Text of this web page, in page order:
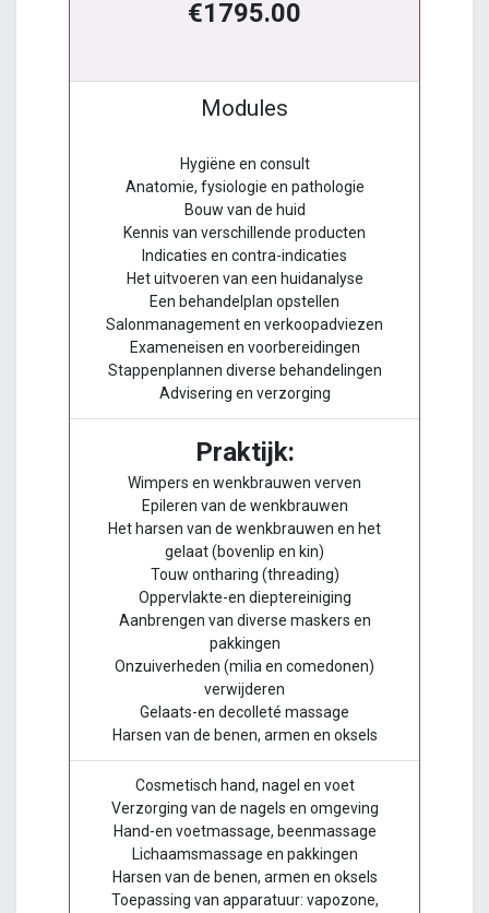
€1795.00
Modules
Hygiëne en consult
Anatomie, fysiologie en pathologie
Bouw van de huid
Kennis van verschillende producten
Indicaties en contra-indicaties
Het uitvoeren van een huidanalyse
Een behandelplan opstellen
Salonmanagement en verkoopadviezen
Exameneisen en voorbereidingen
Stappenplannen diverse behandelingen
Advisering en verzorging
Praktijk:
Wimpers en wenkbrauwen verven
Epileren van de wenkbrauwen
Het harsen van de wenkbrauwen en het
gelaat (bovenlip en kin)
Touw ontharing (threading)
Oppervlakte-en dieptereiniging
Aanbrengen van diverse maskers en
pakkingen
Onzuiverheden (milia en comedonen)
verwijderen
Gelaats-en decolleté massage
Harsen van de benen, armen en oksels
Cosmetisch hand, nagel en voet
Verzorging van de nagels en omgeving
Hand-en voetmassage, beenmassage
Lichaamsmassage en pakkingen
Harsen van de benen, armen en oksels
Toepassing van apparatuur: vapozone,